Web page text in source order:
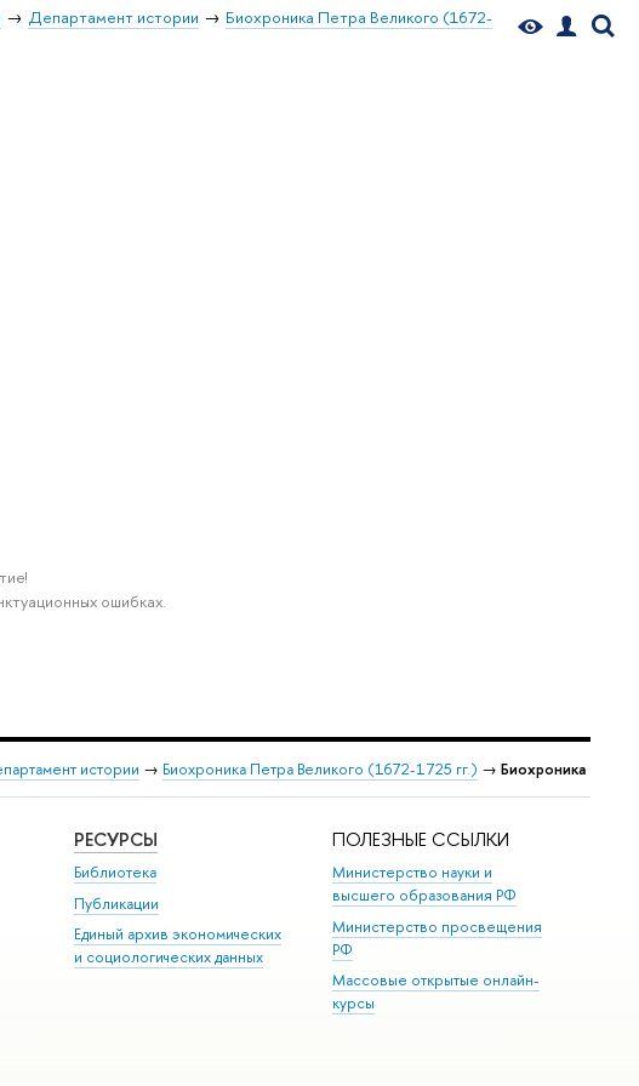
Департамент истории
Биохроника Петра Великого (1672-
ошибках.
истории → Биохроника Петра Великого (1672-1725 гг.) → Биохроника
РЕСУРСЫ
Библиотека
Публикации
Единый архив экономических
и социологических данных
ПОЛЕЗНЫЕ ССЫЛКИ
Министерство науки и
высшего образования РФ
Министерство просвещения
РФ
Массовые открытые онлайн-
курсы